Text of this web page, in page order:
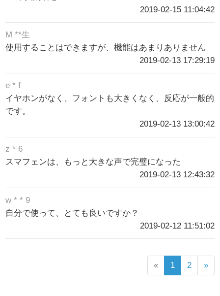
2019-02-15 11:04:42
M **生
使用することはできますが、機能はあまりありません
2019-02-13 17:29:19
e * f
イヤホンがなく、フォントも大きくなく、反応が一般的
です。
2019-02-13 13:00:42
z * 6
スマフェンは、もっと大きな声で完璧になった
2019-02-13 12:43:32
w * * 9
自分で使って、とても良いですか？
2019-02-12 11:51:02
« 1 2 »